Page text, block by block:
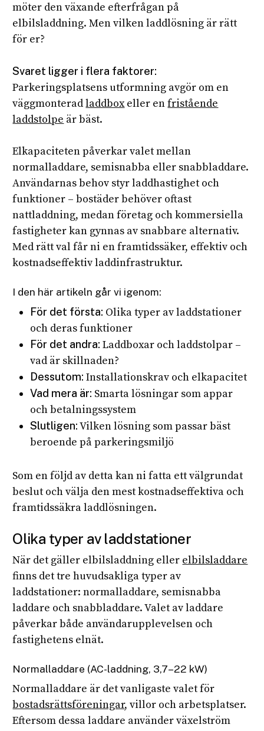
möter den växande efterfrågan på
elbilsladdning. Men vilken laddlösning är rätt
för er?
Svaret ligger i flera faktorer:
Parkeringsplatsens utformning avgör om en
väggmonteradladdboxeller enfristående
laddstolpe är bäst.
Elkapaciteten påverkar valet mellan
normalladdare, semisnabba eller snabbladdare.
Användarnas behov styr laddhastighet och
funktioner – bostäder behöver oftast
nattladdning, medan företag och kommersiella
fastigheter kan gynnas av snabbare alternativ.
Med rätt val får ni en framtidssäker, effektiv och
kostnadseffektiv laddinfrastruktur.
I den här artikeln går vi igenom:
För det första: Olika typer av laddstationer
och deras funktioner
För det andra: Laddboxar och laddstolpar –
vad är skillnaden?
Dessutom: Installationskrav och elkapacitet
Vad mera är: Smarta lösningar som appar
och betalningssystem
Slutligen:Vilken lösning som passar bäst
beroende på parkeringsmiljö
Som en följd av detta kan ni fatta ett välgrundat
beslut och välja den mest kostnadseffektiva och
framtidssäkra laddlösningen.
Olika typer av laddstationer
När det gäller elbilsladdning eller elbilsladdare
finns det tre huvudsakliga typer av
laddstationer: normalladdare, semisnabba
laddare och snabbladdare. Valet av laddare
påverkar både användarupplevelsen och
fastighetens elnät.
Normalladdare (AC-laddning, 3,7–22 kW)
Normalladdare är det vanligaste valet för
bostadsrättsföreningar, villor och arbetsplatser.
Eftersom dessa laddare använder växelström